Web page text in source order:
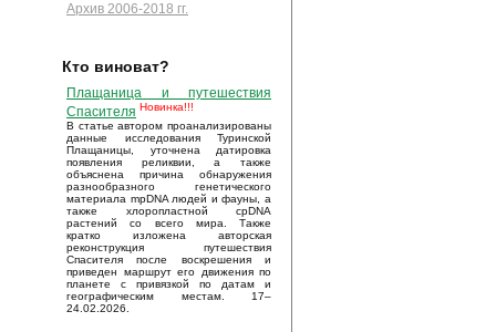
Архив 2006-2018 гг.
Кто виноват?
Плащаница и путешествия
Спасителя Новинка!!!
В статье автором проанализированы
данные исследования Туринской
Плащаницы, уточнена датировка
появления реликвии, а также
объяснена причина обнаружения
разнообразного генетического
материала mpDNA людей и фауны, а
также хлоропластной cpDNA
растений со всего мира. Также
кратко изложена авторская
реконструкция путешествия
Спасителя после воскрешения и
приведен маршрут его движения по
планете с привязкой по датам и
географическим местам. 17–
24.02.2026.